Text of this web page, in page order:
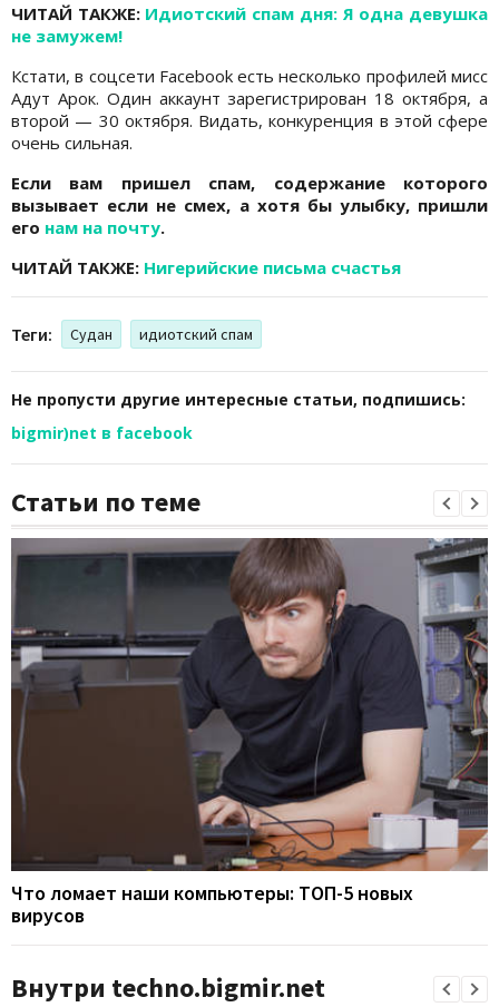
ЧИТАЙ ТАКЖЕ: Идиотский спам дня: Я одна девушка
не замужем!
Кстати, в соцсети Facebook есть несколько профилей мисс
Адут Арок. Один аккаунт зарегистрирован 18 октября, а
второй — 30 октября. Видать, конкуренция в этой сфере
очень сильная.
Если вам пришел спам, содержание которого
вызывает если не смех, а хотя бы улыбку, пришли
его нам на почту.
ЧИТАЙ ТАКЖЕ: Нигерийские письма счастья
Теги: Судан идиотский спам
Не пропусти другие интересные статьи, подпишись:
bigmir)net в facebook
Статьи по теме
Что ломает наши компьютеры: ТОП-5 новых
вирусов
Внутри techno.bigmir.net